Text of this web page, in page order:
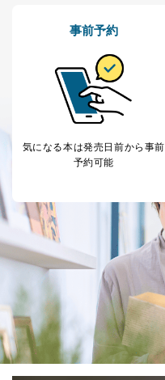
事前予約
気になる本は発売日前から事前
予約可能